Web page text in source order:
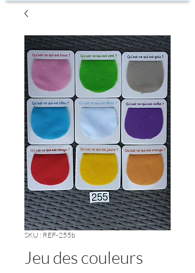
SKU : REF-255b
Jeu des couleurs